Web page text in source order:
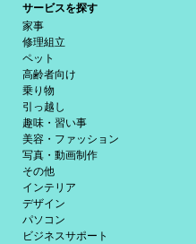
サービスを探す
家事
修理組立
ペット
高齢者向け
乗り物
引っ越し
趣味・習い事
美容・ファッション
写真・動画制作
その他
インテリア
デザイン
パソコン
ビジネスサポート